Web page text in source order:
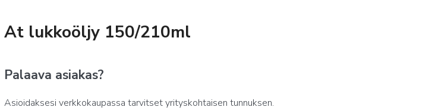
At lukkoöljy 150/210ml
Palaava asiakas?
Asioidaksesi verkkokaupassa tarvitset yrityskohtaisen tunnuksen.